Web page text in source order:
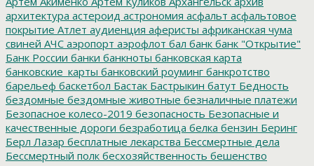
архитектура астероид астрономия асфальт асфальтовое
покрытие Атлет аудиенция аферисты африканская чума
свиней АЧС аэропорт аэрофлот бал банк банк "Открытие"
Банк России банки банкноты банковская карта
банковские_карты банковский роуминг банкротство
барельеф баскетбол Бастак Бастрыкин батут Бедность
бездомные бездомные животные безналичные платежи
Безопасное колесо-2019 безопасность Безопасные и
качественные дороги безработица белка бензин Беринг
Берл Лазар бесплатные лекарства Бессмертные дела
Бессмертный полк бесхозяйственность бешенство